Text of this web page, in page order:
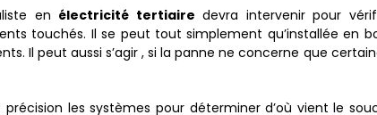
en électricité tertiaire devra intervenir pour
touchés. Il se peut tout simplement qu’installée en
Il peut aussi s’agir , si la panne ne concerne que
les systèmes pour déterminer d’où vient le